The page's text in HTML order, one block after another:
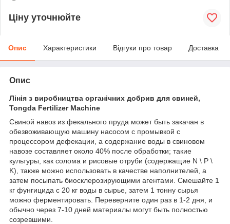
Ціну уточнюйте
Опис Характеристики Відгуки про товар Доставка
Опис
Лінія з виробництва органічних добрив для свиней,
Tongda Fertilizer Machine
Свиной навоз из фекального пруда может быть закачан в
обезвоживающую машину насосом с промывкой с
процессором дефекации, а содержание воды в свиновом
навозе составляет около 40% после обработки; такие
культуры, как солома и рисовые отруби (содержащие N \ P \
K), также можно использовать в качестве наполнителей, а
затем посыпать биосклерозирующими агентами. Смешайте 1
кг фунгицида с 20 кг воды в сырье, затем 1 тонну сырья
можно ферментировать. Переверните один раз в 1-2 дня, и
обычно через 7-10 дней материалы могут быть полностью
созревшими.